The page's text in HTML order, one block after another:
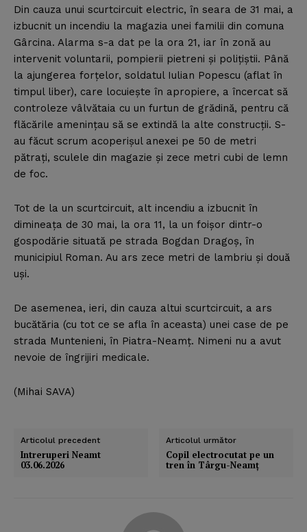
Din cauza unui scurtcircuit electric, în seara de 31 mai, a
izbucnit un incendiu la magazia unei familii din comuna
Gârcina. Alarma s-a dat pe la ora 21, iar în zonă au
intervenit voluntarii, pompierii pietreni şi poliţiştii. Până
la ajungerea forţelor, soldatul Iulian Popescu (aflat în
timpul liber), care locuieşte în apropiere, a încercat să
controleze vâlvătaia cu un furtun de grădină, pentru că
flăcările ameninţau să se extindă la alte construcţii. S-
au făcut scrum acoperişul anexei pe 50 de metri
pătraţi, sculele din magazie şi zece metri cubi de lemn
de foc.
Tot de la un scurtcircuit, alt incendiu a izbucnit în
dimineaţa de 30 mai, la ora 11, la un foişor dintr-o
gospodărie situată pe strada Bogdan Dragoş, în
municipiul Roman. Au ars zece metri de lambriu şi două
uşi.
De asemenea, ieri, din cauza altui scurtcircuit, a ars
bucătăria (cu tot ce se afla în aceasta) unei case de pe
strada Muntenieni, în Piatra-Neamţ. Nimeni nu a avut
nevoie de îngrijiri medicale.
(Mihai SAVA)
Articolul precedent
Intreruperi Neamt
03.06.2026
Articolul următor
Copil electrocutat pe un
tren în Târgu-Neamţ